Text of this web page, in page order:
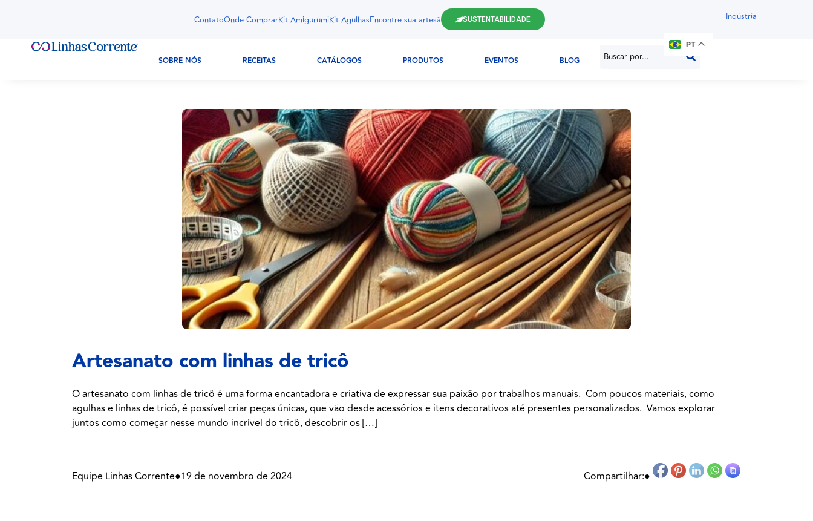
ContatoOnde ComprarKit AmigurumiKit AgulhasEncontre sua artesã SUSTENTABILIDADE Indústria
SOBRE NÓS RECEITAS CATÁLOGOS PRODUTOS EVENTOS BLOG
PT
Artesanato com linhas de tricô
O artesanato com linhas de tricô é uma forma encantadora e criativa de expressar sua paixão por trabalhos manuais. Com poucos materiais, como
agulhas e linhas de tricô, é possível criar peças únicas, que vão desde acessórios e itens decorativos até presentes personalizados. Vamos explorar
juntos como começar nesse mundo incrível do tricô, descobrir os […]
Equipe Linhas Corrente●19 de novembro de 2024 Compartilhar:●